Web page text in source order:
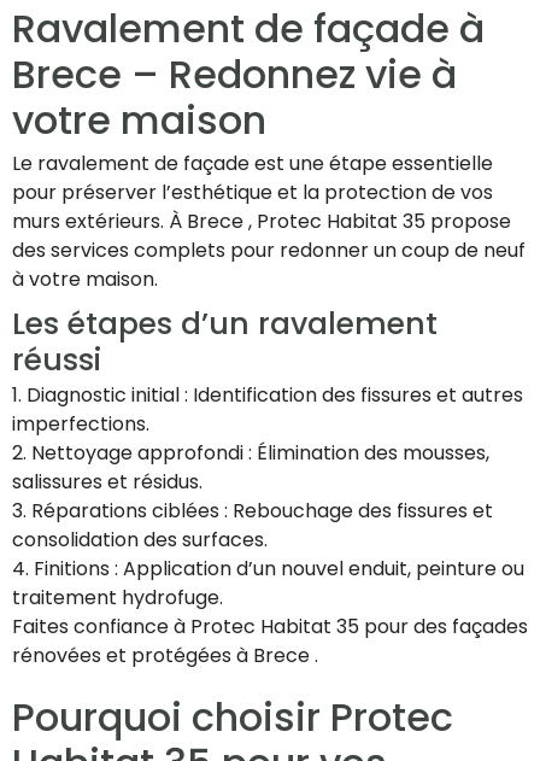
Ravalement de façade à
Brece – Redonnez vie à
votre maison
Le ravalement de façade est une étape essentielle
pour préserver l’esthétique et la protection de vos
murs extérieurs. À Brece , Protec Habitat 35 propose
des services complets pour redonner un coup de neuf
à votre maison.
Les étapes d’un ravalement
réussi
1. Diagnostic initial : Identification des fissures et autres
imperfections.
2. Nettoyage approfondi : Élimination des mousses,
salissures et résidus.
3. Réparations ciblées : Rebouchage des fissures et
consolidation des surfaces.
4. Finitions : Application d’un nouvel enduit, peinture ou
traitement hydrofuge.
Faites confiance à Protec Habitat 35 pour des façades
rénovées et protégées à Brece .
Pourquoi choisir Protec